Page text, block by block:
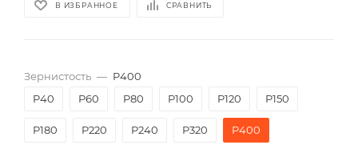
В ИЗБРАННОЕ СРАВНИТЬ
Зернистость — P400
P40
P60 P80 P100 P120 P150
P180 P220 P240 P320 P400